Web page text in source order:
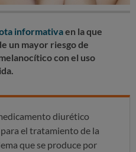
informativaen la que
un mayor riesgo de
con el uso
diurético
el tratamiento de la
que se produce por